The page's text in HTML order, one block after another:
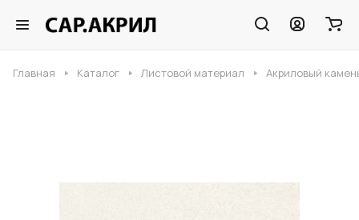
Главная Каталог Листовой материал Акриловый